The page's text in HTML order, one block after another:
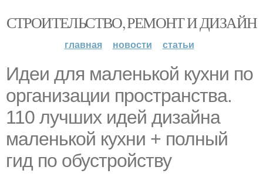
СТРОИТЕЛЬСТВО, РЕМОНТ И ДИЗАЙН
главная новости статьи
Идеи для маленькой кухни по
организации пространства.
110 лучших идей дизайна
маленькой кухни + полный
гид по обустройству